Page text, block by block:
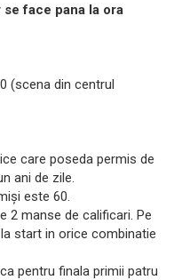
face pana la ora
(scena din centrul
care poseda permis de
ani de zile.
este 60.
2 manse de calificari. Pe
start in orice combinatie
pentru finala primii patru